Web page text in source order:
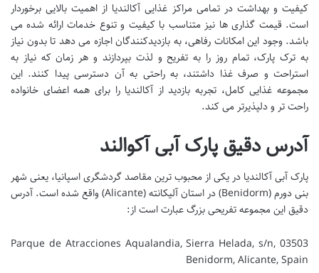
کیفیت و بهداشت در تمامی مراکز غذایی آکالندیا از اهمیت بالایی برخوردار
است. قیمت گذاری ها نیز متناسب با کیفیت و تنوع خدمات ارائه شده می
باشد. وجود این امکانات رفاهی، به بازدیدکنندگان اجازه می دهد تا بدون نیاز
به ترک پارک، تمام روز را به تفریح و لذت بپردازند و هر زمان که نیاز به
استراحت و صرف غذا داشتند، به راحتی به آن دسترسی پیدا کنند. این
مجموعه غذایی کامل، تجربه بازدید از آکالندیا را برای همه اعضای خانواده
راحت تر و دلپذیرتر می کند.
آدرس دقیق پارک آبی آکوالند
پارک آبی آکالندیا در یکی از محبوب ترین مقاصد گردشگری اسپانیا، یعنی شهر
بنی دورم (Benidorm) در استان آلیکانته (Alicante) واقع شده است. آدرس
دقیق این مجموعه تفریحی بزرگ عبارت است از:
Parque de Atracciones Aqualandia, Sierra Helada, s/n, 03503
Benidorm, Alicante, Spain